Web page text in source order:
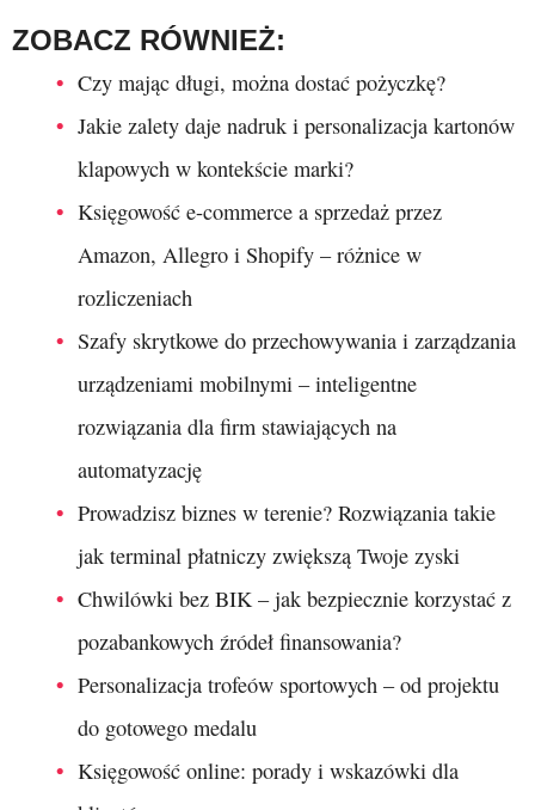
ZOBACZ RÓWNIEŻ:
Czy mając długi, można dostać pożyczkę?
Jakie zalety daje nadruk i personalizacja kartonów
klapowych w kontekście marki?
Księgowość e-commerce a sprzedaż przez
Amazon, Allegro i Shopify – różnice w
rozliczeniach
Szafy skrytkowe do przechowywania i zarządzania
urządzeniami mobilnymi – inteligentne
rozwiązania dla firm stawiających na
automatyzację
Prowadzisz biznes w terenie? Rozwiązania takie
jak terminal płatniczy zwiększą Twoje zyski
Chwilówki bez BIK – jak bezpiecznie korzystać z
pozabankowych źródeł finansowania?
Personalizacja trofeów sportowych – od projektu
do gotowego medalu
Księgowość online: porady i wskazówki dla